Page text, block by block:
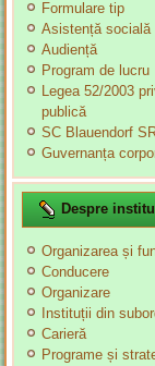
Formulare tip
Asistență socială
Audiență
Program de lucru
Legea 52/2003
publică
SC Blauendorf
Guvernanța
Despre
Organizarea și
Conducere
Organizare
Instituții din
Carieră
Programe și